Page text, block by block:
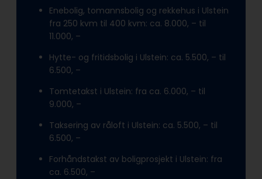
Enebolig, tomannsbolig og rekkehus i Ulstein
fra 250 kvm til 400 kvm: ca. 8.000, – til
11.000, –
Hytte- og fritidsbolig i Ulstein: ca. 5.500, – til
6.500, –
Tomtetakst i Ulstein: fra ca. 6.000, – til
9.000, –
Taksering av råloft i Ulstein: ca. 5.500, – til
6.500, –
Forhåndstakst av boligprosjekt i Ulstein: fra
ca. 6.500, –